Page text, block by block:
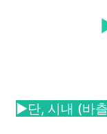
▶단, 시내 (바